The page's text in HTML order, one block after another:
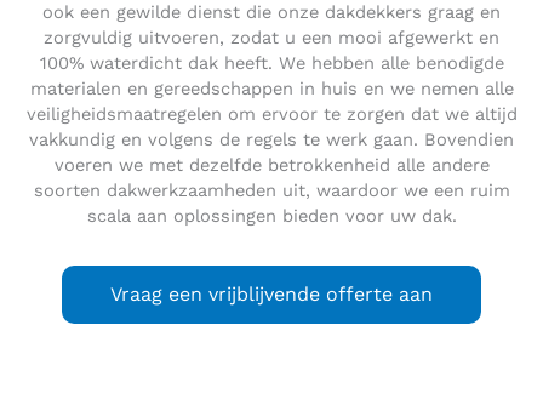
ook een gewilde dienst die onze dakdekkers graag en
zorgvuldig uitvoeren, zodat u een mooi afgewerkt en
100% waterdicht dak heeft. We hebben alle benodigde
materialen en gereedschappen in huis en we nemen alle
veiligheidsmaatregelen om ervoor te zorgen dat we altijd
vakkundig en volgens de regels te werk gaan. Bovendien
voeren we met dezelfde betrokkenheid alle andere
soorten dakwerkzaamheden uit, waardoor we een ruim
scala aan oplossingen bieden voor uw dak.
Vraag een vrijblijvende offerte aan